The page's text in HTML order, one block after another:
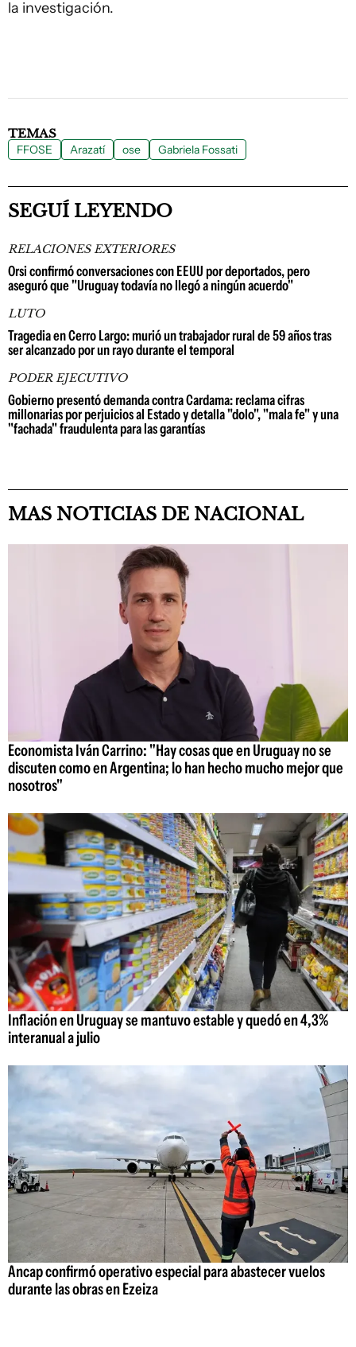
la investigación.
TEMAS
FFOSE Arazatí ose Gabriela Fossati
SEGUÍ LEYENDO
RELACIONES EXTERIORES
Orsi confirmó conversaciones con EEUU por deportados, pero
aseguró que "Uruguay todavía no llegó a ningún acuerdo"
LUTO
Tragedia en Cerro Largo: murió un trabajador rural de 59 años tras
ser alcanzado por un rayo durante el temporal
PODER EJECUTIVO
Gobierno presentó demanda contra Cardama: reclama cifras
millonarias por perjuicios al Estado y detalla "dolo", "mala fe" y una
"fachada" fraudulenta para las garantías
MAS NOTICIAS DE NACIONAL
Economista Iván Carrino: "Hay cosas que en Uruguay no se
discuten como en Argentina; lo han hecho mucho mejor que
nosotros"
Inflación en Uruguay se mantuvo estable y quedó en 4,3%
interanual a julio
Ancap confirmó operativo especial para abastecer vuelos
durante las obras en Ezeiza